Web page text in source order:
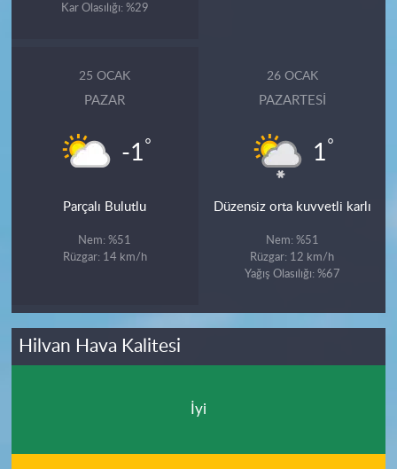
Kar Olasılığı: %29
25 OCAK
PAZAR
-1°
Parçalı Bulutlu
Nem: %51
Rüzgar: 14 km/h
26 OCAK
PAZARTESI
1°
Düzensiz orta kuvvetli karlı
Nem: %51
Rüzgar: 12 km/h
Yağış Olasılığı: %67
Hilvan Hava Kalitesi
İyi